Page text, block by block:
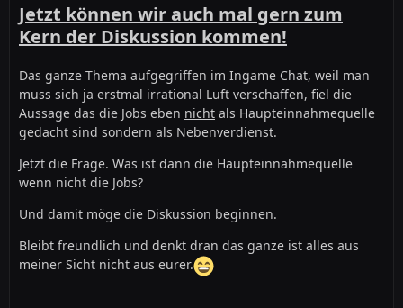
Jetzt können wir auch mal gern zum
Kern der Diskussion kommen!
Das ganze Thema aufgegriffen im Ingame Chat, weil man
muss sich ja erstmal irrational Luft verschaffen, fiel die
Aussage das die Jobs eben nicht als Haupteinnahmequelle
gedacht sind sondern als Nebenverdienst.
Jetzt die Frage. Was ist dann die Haupteinnahmequelle
wenn nicht die Jobs?
Und damit möge die Diskussion beginnen.
Bleibt freundlich und denkt dran das ganze ist alles aus
meiner Sicht nicht aus eurer.